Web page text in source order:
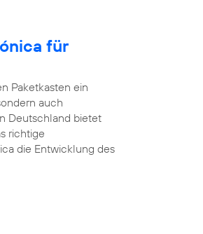
für
Paketkasten ein
auch
Deutschland bietet
richtige
die Entwicklung des